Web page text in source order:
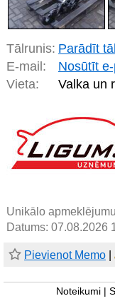
Tālrunis: Parādīt
E-mail:
Nosūtīt
Vieta:
Valka un
Unikālo
Datums: 07.08.2026
Pievienot Memo
Noteikumi